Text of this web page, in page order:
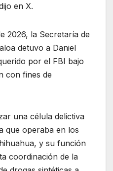
en X.
2026, la Secretaría de
detuvo a Daniel
por el FBI bajo
con fines de
una célula delictiva
que operaba en los
y su función
coordinación de la